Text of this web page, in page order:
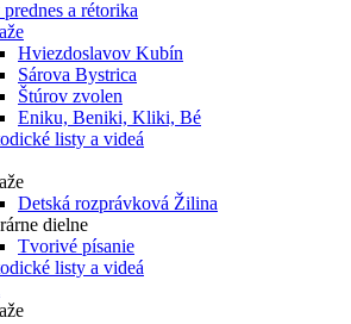
a rétorika
Hviezdoslavov Kubín
Sárova Bystrica
Štúrov zvolen
Eniku, Beniki, Kliki, Bé
listy a videá
Detská rozprávková Žilina
dielne
Tvorivé písanie
listy a videá